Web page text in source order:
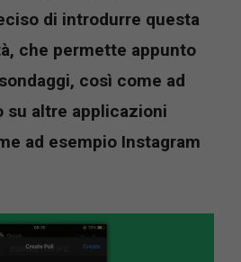
di introdurre questa
che permette appunto
così come ad
su altre applicazioni
ad esempio Instagram